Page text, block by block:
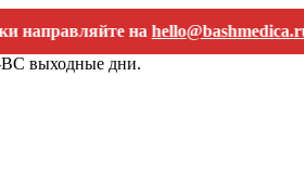
наhello@bashmedica.ru
ВС выходные дни.